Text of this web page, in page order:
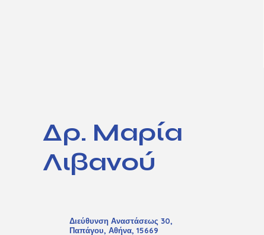
Δρ. Μαρία
Λιβανού
Διεύθυνση Αναστάσεως 30,
Παπάγου, Αθήνα, 15669